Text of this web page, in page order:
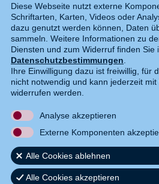
Datenschutz
Shop
Widerruf
Kontakt
DE EN
Diese Webseite nutzt externe
Schriftarten, Karten, Videos oder
dazu genutzt werden können, Daten
sammeln. Weitere Informationen zu
Diensten und zum Widerruf finden Sie
Datenschutzbestimmungen.
Ihre Einwilligung dazu ist freiwillig, für
nicht notwendig und kann jederzeit
widerrufen werden.
Analyse akzeptieren
Externe Komponenten
Alle Cookies ablehnen
Alle Cookies akzeptieren